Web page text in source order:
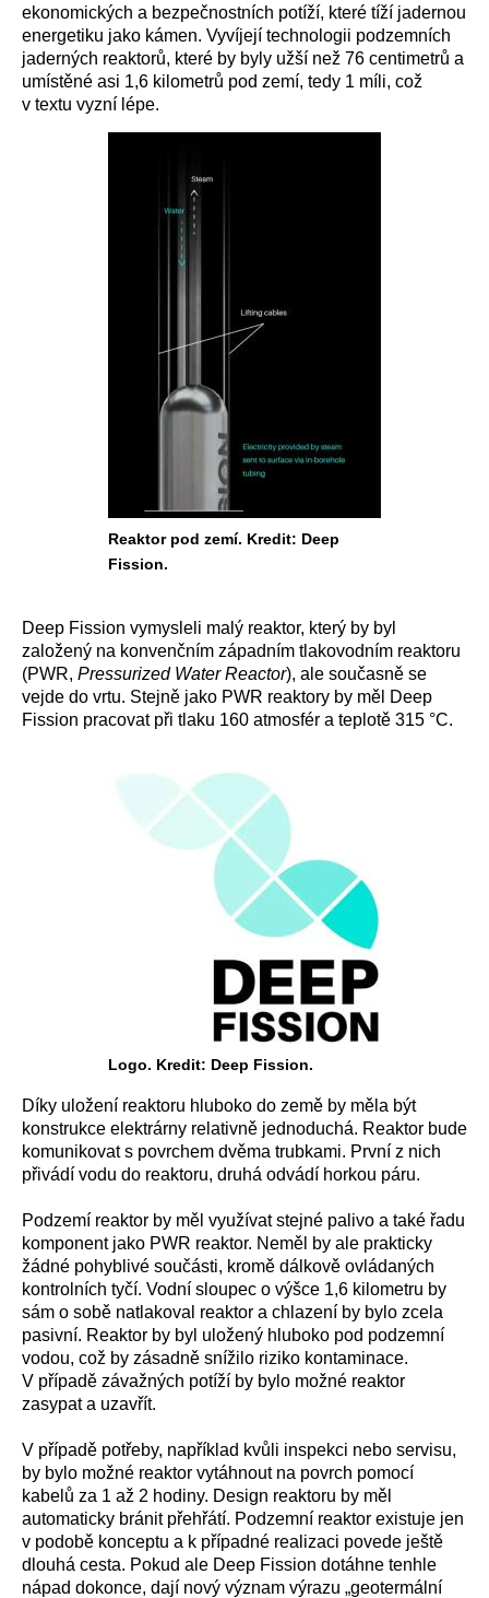
ekonomických a bezpečnostních potíží, které tíží jadernou
energetiku jako kámen. Vyvíjejí technologii podzemních
jaderných reaktorů, které by byly užší než 76 centimetrů a
umístěné asi 1,6 kilometrů pod zemí, tedy 1 míli, což
v textu vyzní lépe.
Reaktor pod zemí. Kredit: Deep
Fission.
Deep Fission vymysleli malý reaktor, který by byl
založený na konvenčním západním tlakovodním reaktoru
(PWR, Pressurized Water Reactor), ale současně se
vejde do vrtu. Stejně jako PWR reaktory by měl Deep
Fission pracovat při tlaku 160 atmosfér a teplotě 315 °C.
Logo. Kredit: Deep Fission.
Díky uložení reaktoru hluboko do země by měla být
konstrukce elektrárny relativně jednoduchá. Reaktor bude
komunikovat s povrchem dvěma trubkami. První z nich
přivádí vodu do reaktoru, druhá odvádí horkou páru.
Podzemí reaktor by měl využívat stejné palivo a také řadu
komponent jako PWR reaktor. Neměl by ale prakticky
žádné pohyblivé součásti, kromě dálkově ovládaných
kontrolních tyčí. Vodní sloupec o výšce 1,6 kilometru by
sám o sobě natlakoval reaktor a chlazení by bylo zcela
pasivní. Reaktor by byl uložený hluboko pod podzemní
vodou, což by zásadně snížilo riziko kontaminace.
V případě závažných potíží by bylo možné reaktor
zasypat a uzavřít.
V případě potřeby, například kvůli inspekci nebo servisu,
by bylo možné reaktor vytáhnout na povrch pomocí
kabelů za 1 až 2 hodiny. Design reaktoru by měl
automaticky bránit přehřátí. Podzemní reaktor existuje jen
v podobě konceptu a k případné realizaci povede ještě
dlouhá cesta. Pokud ale Deep Fission dotáhne tenhle
nápad dokonce, dají nový význam výrazu „geotermální